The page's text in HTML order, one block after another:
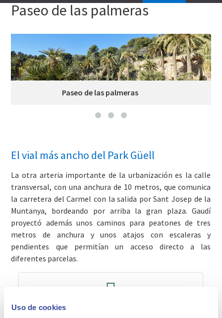
Uso de cookies
Paseo de las palmeras
Paseo de las palmeras
El vial más ancho del Park Güell
La otra arteria importante de la urbanización es la calle
transversal, con una anchura de 10 metros, que comunica
la carretera del Carmel con la salida por Sant Josep de la
Muntanya, bordeando por arriba la gran plaza. Gaudí
proyectó además unos caminos para peatones de tres
metros de anchura y unos atajos con escaleras y
pendientes que permitían un acceso directo a las
diferentes parcelas.